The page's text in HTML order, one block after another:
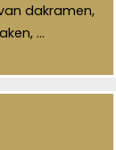
dakramen,
…